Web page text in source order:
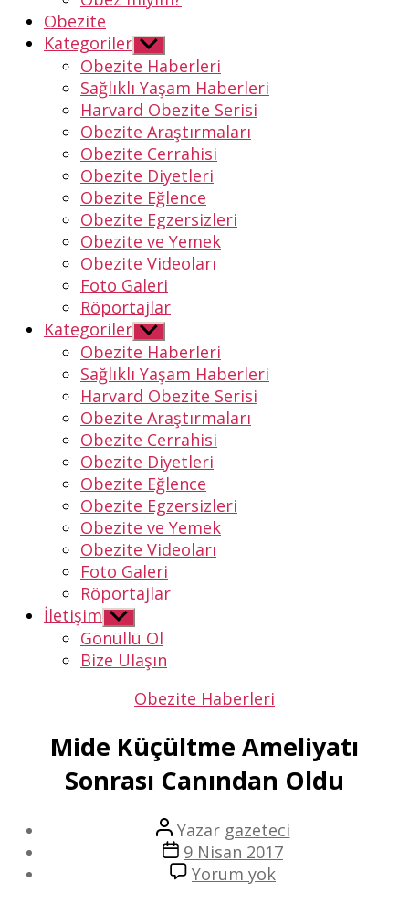
Obezite
Kategoriler Alt
menüyü
göster
Obezite Haberleri
Sağlıklı Yaşam Haberleri
Harvard Obezite Serisi
Obezite Araştırmaları
Obezite Cerrahisi
Obezite Diyetleri
Obezite Eğlence
Obezite Egzersizleri
Obezite ve Yemek
Obezite Videoları
Foto Galeri
Röportajlar
Kategoriler Alt
menüyü
göster
Obezite Haberleri
Sağlıklı Yaşam Haberleri
Harvard Obezite Serisi
Obezite Araştırmaları
Obezite Cerrahisi
Obezite Diyetleri
Obezite Eğlence
Obezite Egzersizleri
Obezite ve Yemek
Obezite Videoları
Foto Galeri
Röportajlar
İletişim Alt
menüyü
göster
Gönüllü Ol
Bize Ulaşın
Kategoriler
Obezite Haberleri
Mide Küçültme Ameliyatı
Sonrası Canından Oldu
Yazının
yazarı
Yazar gazeteci
Yazı
tarihi
9 Nisan 2017
Yorum yokMide